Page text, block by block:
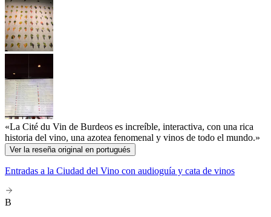
«La Cité du Vin de Burdeos es increíble, interactiva, con una rica
historia del vino, una azotea fenomenal y vinos de todo el mundo.»
Ver la reseña original en portugués
Entradas a la Ciudad del Vino con audioguía y cata de vinos
B